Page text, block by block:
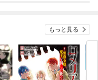
もっと見る